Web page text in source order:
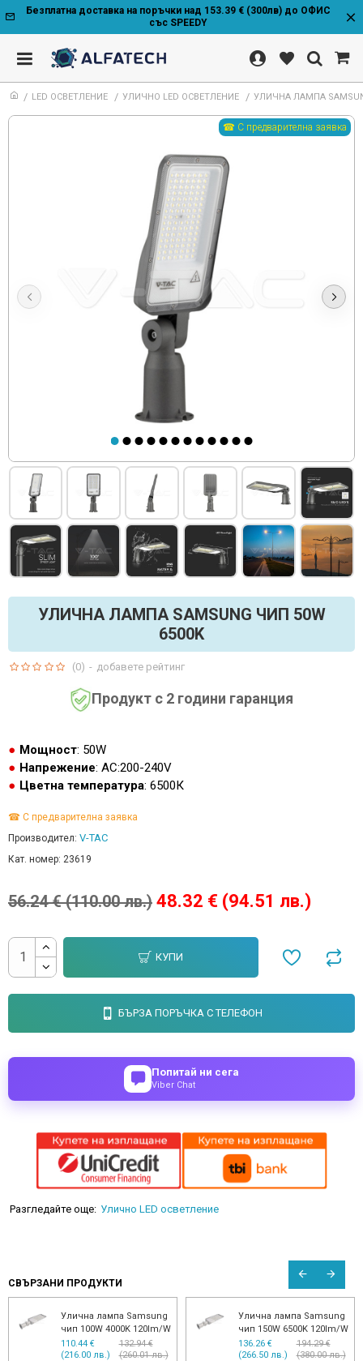
Безплатна доставка на поръчки над 153.39 € (300лв) до ОФИС
със SPEEDY
LED ОСВЕТЛЕНИЕ УЛИЧНО LED ОСВЕТЛЕНИЕ УЛИЧНА ЛАМПА
☎ С предварителна заявка
УЛИЧНА ЛАМПА SAMSUNG ЧИП 50W
6500K
Продукт с 2 години гаранция
Мощност: 50W
Напрежение: AC:200-240V
Цветна температура: 6500К
☎ С предварителна заявка
Производител: V-TAC
Кат. номер: 23619
(0) - добавете рейтинг
48.32 € (94.51 лв.)
56.24 € (110.00 лв.)
КУПИ
БЪРЗА ПОРЪЧКА С ТЕЛЕФОН
Попитай ни сега
Viber Chat
Разгледайте още: Улично LED осветление
СВЪРЗАНИ ПРОДУКТИ
Улична лампа Samsung
чип 100W 4000K 120lm/W
110.44 €
(216.00 лв.)
132.94 €
(260.01 лв.)
Улична лампа Samsung
чип 150W 6500K 120lm/W
136.26 €
(266.50 лв.)
194.29 €
(380.00 лв.)